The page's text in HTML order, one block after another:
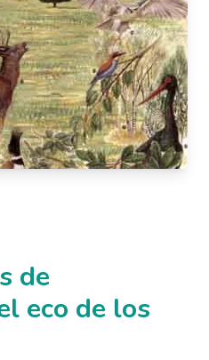
de
eco de los